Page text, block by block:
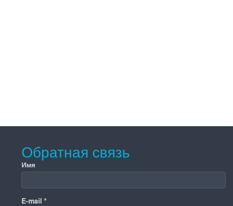
Обратная связь
Имя
E-mail *